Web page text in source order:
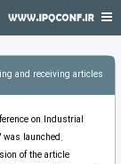
and receiving articles
on Industrial
was launched.
of the article